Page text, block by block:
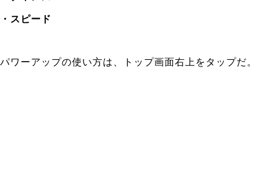
・スピード
パワーアップの使い方は、トップ画面右上をタップだ。